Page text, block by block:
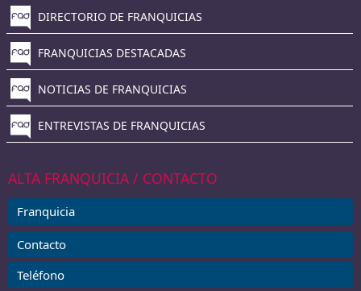
DIRECTORIO DE FRANQUICIAS
FRANQUICIAS DESTACADAS
NOTICIAS DE FRANQUICIAS
ENTREVISTAS DE FRANQUICIAS
ALTA FRANQUICIA / CONTACTO